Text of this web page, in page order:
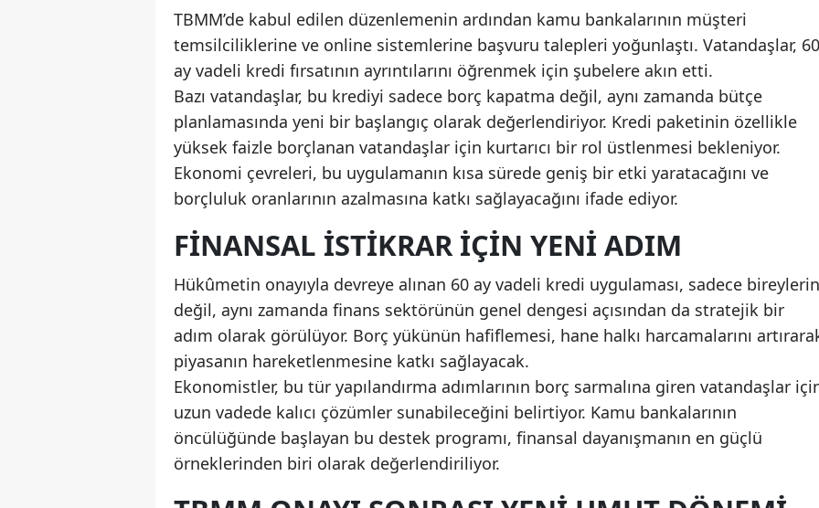
Tunceli
Şanlıurfa
Uşak
Yozgat
Zonguldak
Aksaray
Bayburt
Karaman
Batman
Şırnak
TBMM’de kabul edilen düzenlemenin ardından kamu bankalarının müşteri
temsilciliklerine ve online sistemlerine başvuru talepleri yoğunlaştı. Vatandaşlar, 60
ay vadeli kredi fırsatının ayrıntılarını öğrenmek için şubelere akın etti.
Bazı vatandaşlar, bu krediyi sadece borç kapatma değil, aynı zamanda bütçe
planlamasında yeni bir başlangıç olarak değerlendiriyor. Kredi paketinin özellikle
yüksek faizle borçlanan vatandaşlar için kurtarıcı bir rol üstlenmesi bekleniyor.
Ekonomi çevreleri, bu uygulamanın kısa sürede geniş bir etki yaratacağını ve
borçluluk oranlarının azalmasına katkı sağlayacağını ifade ediyor.
FINANSAL İSTIKRAR İÇIN YENI ADIM
Hükûmetin onayıyla devreye alınan 60 ay vadeli kredi uygulaması, sadece bireylerin
değil, aynı zamanda finans sektörünün genel dengesi açısından da stratejik bir
adım olarak görülüyor. Borç yükünün hafiflemesi, hane halkı harcamalarını
piyasanın hareketlenmesine katkı sağlayacak.
Ekonomistler, bu tür yapılandırma adımlarının borç sarmalına giren vatandaşlar
uzun vadede kalıcı çözümler sunabileceğini belirtiyor. Kamu bankalarının
öncülüğünde başlayan bu destek programı, finansal dayanışmanın en güçlü
örneklerinden biri olarak değerlendiriliyor.